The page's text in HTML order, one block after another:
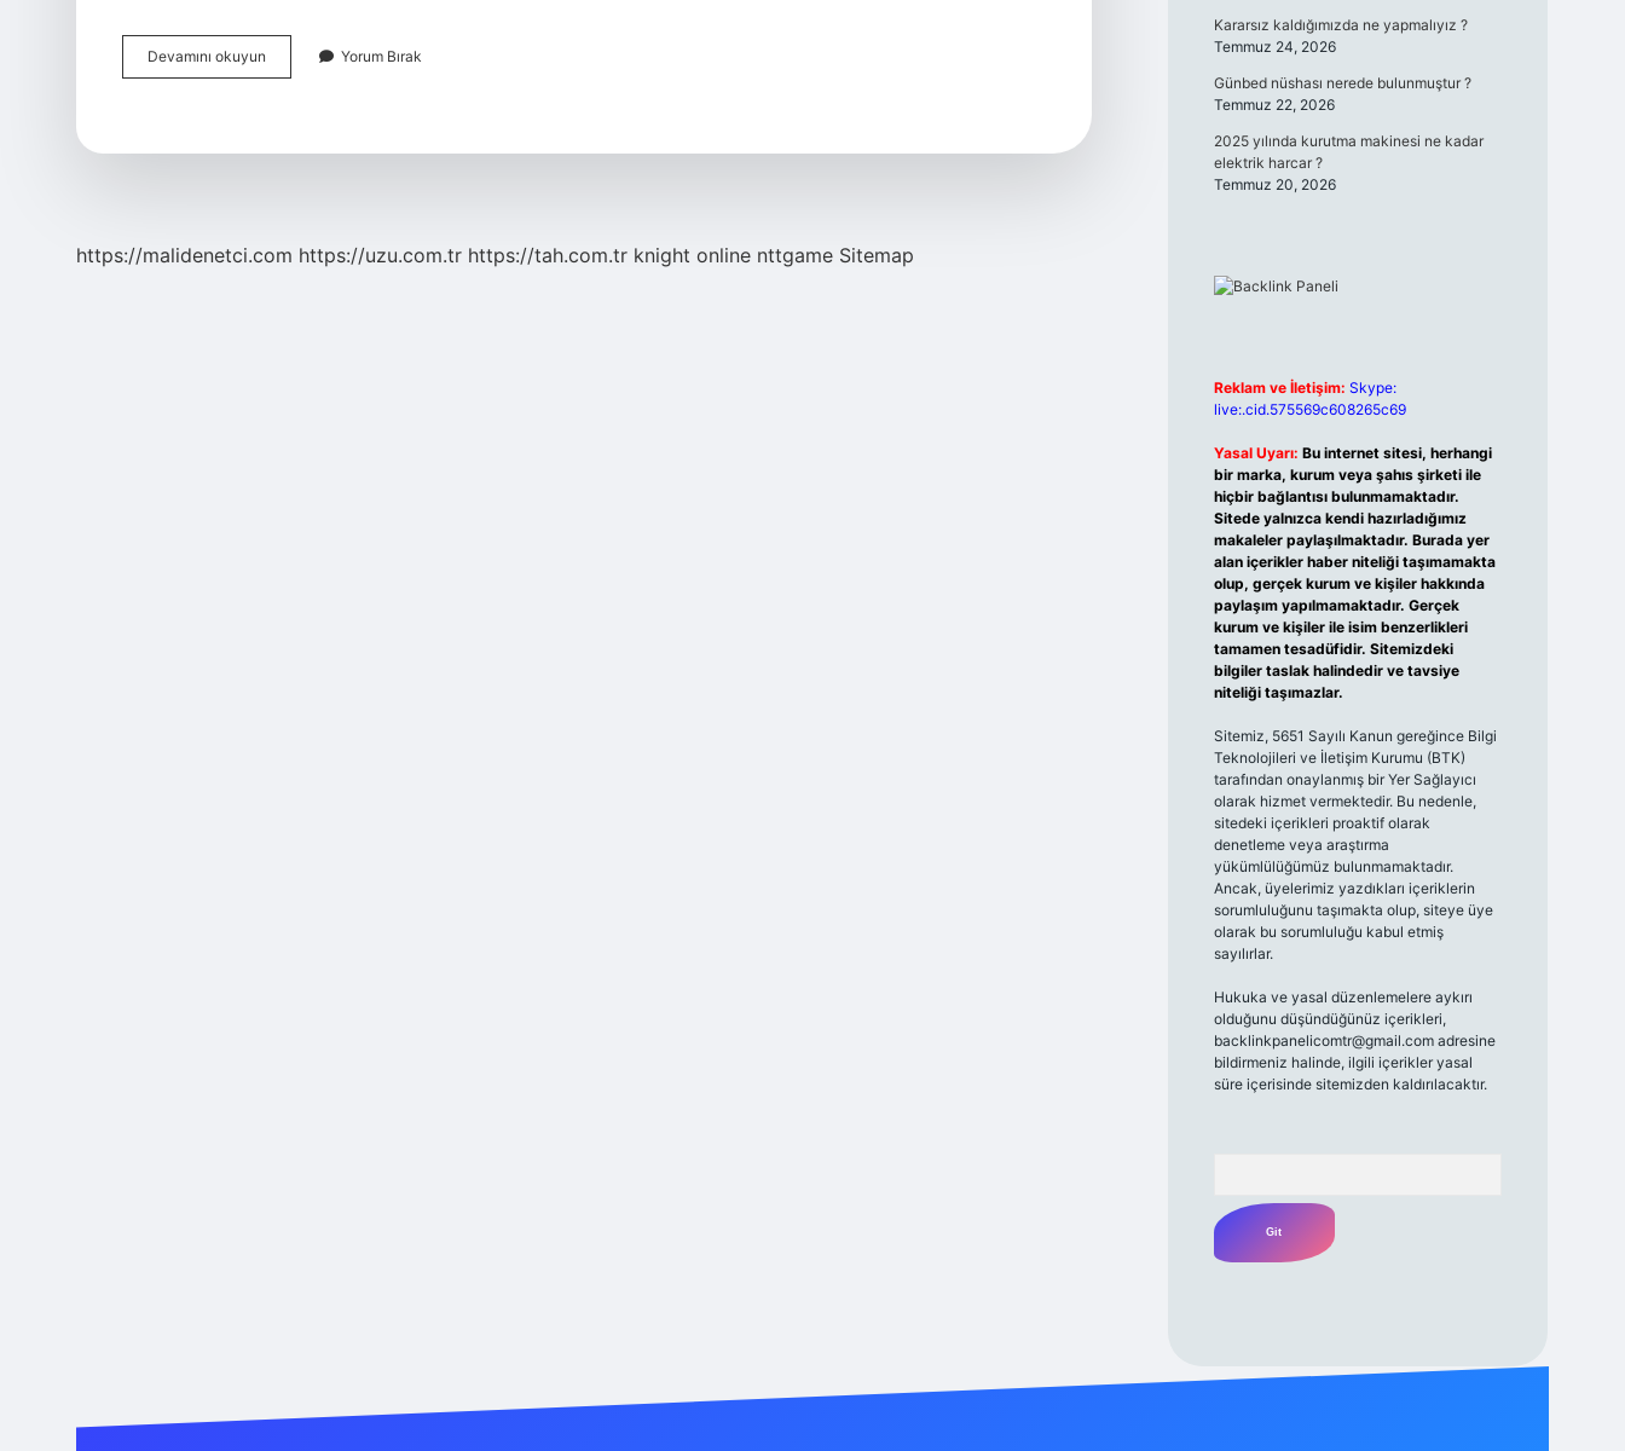
Devamını okuyun
Ne
Yorum Bırak
https://malidenetci.com https://uzu.com.tr https://tah.com.tr knight online nttgame Sitemap
Kararsız kaldığımızda ne yapmalıyız ?
Temmuz 24, 2026
Günbed nüshası nerede bulunmuştur ?
Temmuz 22, 2026
2025 yılında kurutma makinesi ne kadar
elektrik harcar ?
Temmuz 20, 2026
Reklam ve İletişim: Skype:
live:.cid.575569c608265c69
Yasal Uyarı: Bu internet sitesi, herhangi
bir marka, kurum veya şahıs şirketi ile
hiçbir bağlantısı bulunmamaktadır.
Sitede yalnızca kendi hazırladığımız
makaleler paylaşılmaktadır. Burada yer
alan içerikler haber niteliği taşımamakta
olup, gerçek kurum ve kişiler hakkında
paylaşım yapılmamaktadır. Gerçek
kurum ve kişiler ile isim benzerlikleri
tamamen tesadüfidir. Sitemizdeki
bilgiler taslak halindedir ve tavsiye
niteliği taşımazlar.
Sitemiz, 5651 Sayılı Kanun gereğince Bilgi
Teknolojileri ve İletişim Kurumu (BTK)
tarafından onaylanmış bir Yer Sağlayıcı
olarak hizmet vermektedir. Bu nedenle,
sitedeki içerikleri proaktif olarak
denetleme veya araştırma
yükümlülüğümüz bulunmamaktadır.
Ancak, üyelerimiz yazdıkları içeriklerin
sorumluluğunu taşımakta olup, siteye üye
olarak bu sorumluluğu kabul etmiş
sayılırlar.
Hukuka ve yasal düzenlemelere aykırı
olduğunu düşündüğünüz içerikleri,
backlinkpanelicomtr@gmail.comadresine
bildirmeniz halinde, ilgili içerikler yasal
süre içerisinde sitemizden kaldırılacaktır.